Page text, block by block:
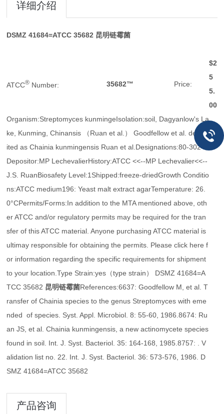
详细介绍
DSMZ 41684=ATCC 35682 昆明链霉菌
ATCC® Number: 35682™ Price:
$2
5
5.
00
Organism:Streptomyces kunmingeIsolation:soil, Dagyanlow's La
ke, Kunming, Chinansis （Ruan et al.） Goodfellow et al. depos
ited as Chainia kunmingensis Ruan et al.Designations:80-3024
Depositor:MP LechevalierHistory:ATCC <<--MP Lechevalier<<--
J.S. RuanBiosafety Level:1Shipped:freeze-driedGrowth Conditio
ns:ATCC medium196: Yeast malt extract agarTemperature: 26.
0°CPermits/Forms:In addition to the MTA mentioned above, oth
er ATCC and/or regulatory permits may be required for the tran
sfer of this ATCC material. Anyone purchasing ATCC material is
ultimay responsible for obtaining the permits. Please click here f
or information regarding the specific requirements for shipment
to your location.Type Strain:yes（type strain） DSMZ 41684=A
TCC 35682 昆明链霉菌References:6637: Goodfellow M, et al. T
ransfer of Chainia species to the genus Streptomyces with eme
nded of species. Syst. Appl. Microbiol. 8: 55-60, 1986.8674: Ru
an JS, et al. Chainia kunmingensis, a new actinomycete species
found in soil. Int. J. Syst. Bacteriol. 35: 164-168, 1985.8757: . V
alidation list no. 22. Int. J. Syst. Bacteriol. 36: 573-576, 1986. D
SMZ 41684=ATCC 35682
产品咨询